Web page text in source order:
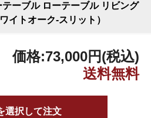
ーブル ローテーブル リビング
イトオーク-スリット）
価格:73,000円(税込)
選択して注文